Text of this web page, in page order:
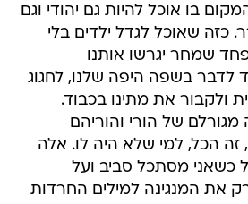
בו אוכל להיות גם יהודי וגם
כזה שאוכל לגדל ילדים בלי
שמחר יגרשו אותנו
לדבר בשפה היפה שלנו, לחגוג
ולקבור את מתינו בכבוד.
מגורלם של הורי והוריהם
זה הכל, למי שלא היה לו. אלה
כשאני מסתכל סביב ועל
את המנגינה למילים החרדות